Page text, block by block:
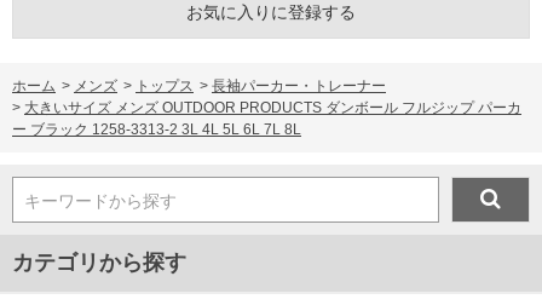
お気に入りに登録する
ホーム > メンズ > トップス > 長袖パーカー・トレーナー
> 大きいサイズ メンズ OUTDOOR PRODUCTS ダンボール フルジップ パーカ
ー ブラック 1258-3313-2 3L 4L 5L 6L 7L 8L
キーワードから探す
カテゴリから探す